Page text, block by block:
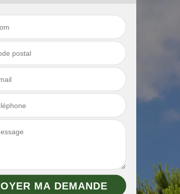
abattage
Entreprise de
jardinage 80